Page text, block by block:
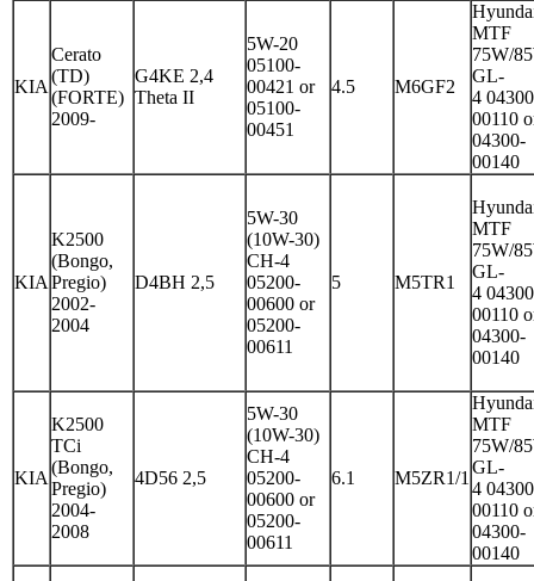
KIA
Cerato
(TD)
(FORTE)
2009-
G4KE 2,4
Theta II
5W-20
05100-
00421 or
05100-
00451
4.5 M6GF2
MTF
75W/
GL-
4
00110
04300-
00140
KIA
K2500
(Bongo,
Pregio)
2002-
2004
D4BH 2,5
5W-30
(10W-30)
CH-4
05200-
00600 or
05200-
00611
5 M5TR1
MTF
75W/
GL-
4
00110
04300-
00140
KIA
K2500
TCi
(Bongo,
Pregio)
2004-
2008
4D56 2,5
5W-30
(10W-30)
CH-4
05200-
00600 or
05200-
00611
6.1 M5ZR1/1
MTF
75W/
GL-
4
00110
04300-
00140